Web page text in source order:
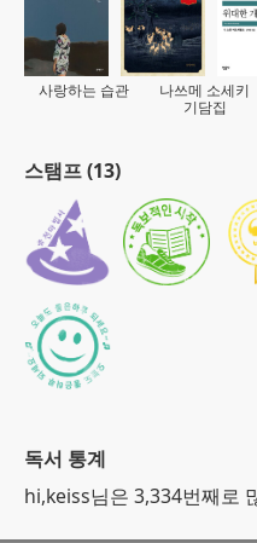
사랑하는 습관
나쓰메 소세키
기담집
스탬프 (13)
독서 통계
hi,keiss님은 3,334번째로